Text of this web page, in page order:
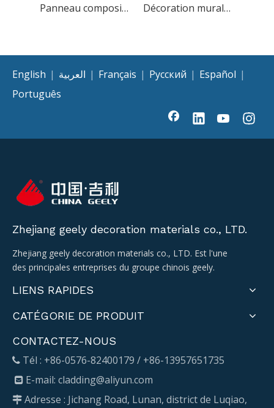
Panneau composite de revêtement mural en acier inoxydable Décoration murale en panneau composite de cuivre
English | العربية | Français | Pусский | Español |
Português
Zhejiang geely decoration materials co., LTD.
Zhejiang geely decoration materials co., LTD. Est l'une
des principales entreprises du groupe chinois geely.
LIENS RAPIDES
CATÉGORIE DE PRODUIT
CONTACTEZ-NOUS
 Tél : +86-0576-82400179 / +86-13957651735
 E-mail: cladding@aliyun.com
 Adresse : Jichang Road, Lunan, district de Luqiao,